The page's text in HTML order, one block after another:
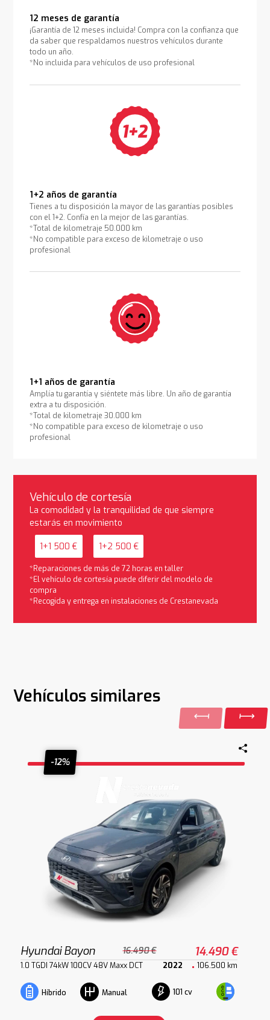
12 meses de garantía
¡Garantía de 12 meses incluida! Compra con la confianza que
da saber que respaldamos nuestros vehículos durante
todo un año.
*No incluida para vehículos de uso profesional
1+2 años de garantía
Tienes a tu disposición la mayor de las garantías posibles
con el 1+2. Confía en la mejor de las garantías.
*Total de kilometraje 50.000 km
*No compatible para exceso de kilometraje o uso
profesional
1+1 años de garantía
Amplía tu garantía y siéntete más libre. Un año de garantía
extra a tu disposición.
*Total de kilometraje 30.000 km
*No compatible para exceso de kilometraje o uso
profesional
Vehículo de cortesía
La comodidad y la tranquilidad de que siempre
estarás en movimiento
1+1 500 € 1+2 500 €
*Reparaciones de más de 72 horas en taller
*El vehículo de cortesía puede diferir del modelo de
compra
*Recogida y entrega en instalaciones de Crestanevada
Vehículos similares
-12%
Hyundai Bayon 16.490 € 14.490 €
1.0 TGDI 74kW 100CV 48V Maxx DCT 2022 106.500 km
Híbrido Manual 101 cv